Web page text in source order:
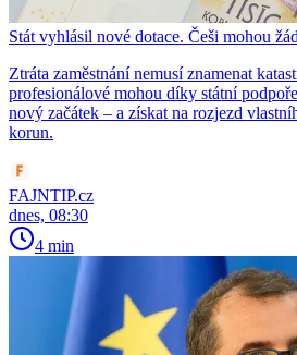
Stát vyhlásil nové dotace. Češi mohou
Ztráta zaměstnání nemusí znamenat
profesionálové mohou díky státní
nový začátek – a získat na rozjezd
korun.
FAJNTIP.cz
dnes, 08:30
4 min